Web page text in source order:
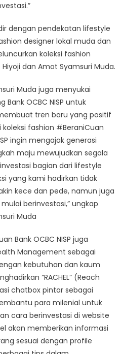
dengan pendekatan lifestyle
designer lokal muda dan
koleksi fashion
dan Amot Syamsuri Muda.
Muda juga menyukai
OCBC NISP untuk
tren baru yang positif
koleksi fashion #BeraniCuan
ingin mengajak generasi
maju mewujudkan segala
bagian dari lifestyle
yang kami hadirkan tidak
kece dan pede, namun juga
berinvestasi,” ungkap
Muda
Bank OCBC NISP juga
Management sebagai
kebutuhan dan kaum
“RACHEL” (Reach
chatbox pintar sebagai
para milenial untuk
cara berinvestasi di website
akan memberikan informasi
sesuai dengan profile